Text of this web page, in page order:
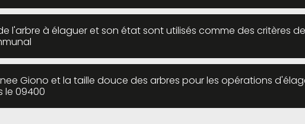
l'arbre à élaguer et son état sont utilisés comme des critères
Giono et la taille douce des arbres pour les opérations
le 09400